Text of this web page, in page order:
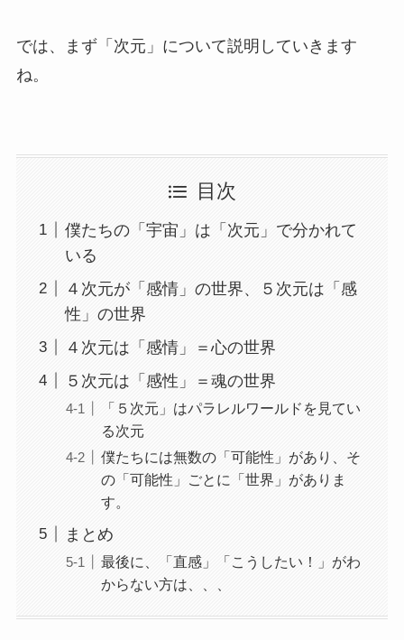
では、まず「次元」について説明していきます
ね。
目次
僕たちの「宇宙」は「次元」で分かれて
いる
４次元が「感情」の世界、５次元は「感
性」の世界
４次元は「感情」＝心の世界
５次元は「感性」＝魂の世界
「５次元」はパラレルワールドを見てい
る次元
僕たちには無数の「可能性」があり、そ
の「可能性」ごとに「世界」がありま
す。
まとめ
最後に、「直感」「こうしたい！」がわ
からない方は、、、